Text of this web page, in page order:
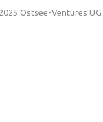
Ostsee-Ventures UG